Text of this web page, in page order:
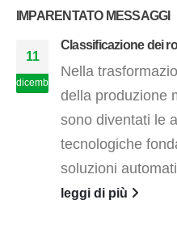
IMPARENTATO MESSAGGI
11
dicembre
Classificazione dei
Nella
della produzione
sono diventati le
tecnologiche
soluzioni
leggi di più